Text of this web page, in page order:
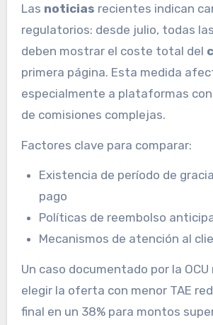
Las noticias recientes indican
regulatorios: desde julio, todas
deben mostrar el coste total del
primera página. Esta medida
especialmente a plataformas
de comisiones complejas.
Factores clave para comparar:
Existencia de período de
pago
Políticas de reembolso
Mecanismos de atención al
Un caso documentado por la
elegir la oferta con menor TAE
final en un 38% para montos